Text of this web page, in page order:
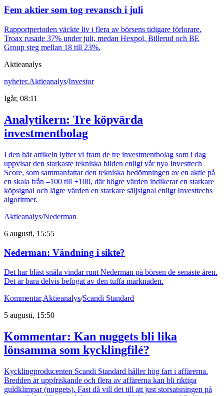
Fem aktier som tog revansch i juli
Rapportperioden väckte liv i flera av börsens tidigare förlorare.
Troax rusade 37% under juli, medan Hexpol, Billerud och BE
Group steg mellan 18 till 23%.
Aktieanalys
nyheter,Aktieanalys/Investor
Igår, 08:11
Analytikern: Tre köpvärda
investmentbolag
I den här artikeln lyfter vi fram de tre investmentbolag som i dag
uppvisar den starkaste tekniska bilden enligt vår nya Investtech
Score, som sammanfattar den tekniska bedömningen av en aktie på
en skala från –100 till +100, där högre värden indikerar en starkare
köpsignal och lägre värden en starkare säljsignal enligt Investtechs
algoritmer.
Aktieanalys/Nederman
6 augusti, 15:55
Nederman: Vändning i sikte?
Det har blåst snåla vindar runt Nederman på börsen de senaste åren.
Det är bara delvis befogat av den tuffa marknaden.
Kommentar,Aktieanalys/Scandi Standard
5 augusti, 15:50
Kommentar: Kan nuggets bli lika
lönsamma som kycklingfilé?
Kycklingproducenten Scandi Standard håller hög fart i affärerna.
Bredden är uppfriskande och flera av affärerna kan bli riktiga
guldklimpar (nuggets). Fast då vill det till att just storsatsningen på